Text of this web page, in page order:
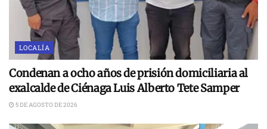
LOCALÍA
Condenan a ocho años de prisión domiciliaria al
exalcalde de Ciénaga Luis Alberto Tete Samper
5 DE AGOSTO DE 2026